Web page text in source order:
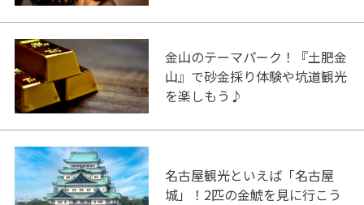
金山のテーマパーク！『土肥金
山』で砂金採り体験や坑道観光
を楽しもう♪
名古屋観光といえば「名古屋
城」！2匹の金鯱を見に行こう